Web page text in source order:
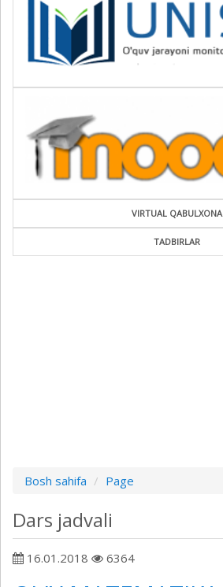
VIRTUAL QABULXONA
TADBIRLAR
Bosh sahifa Page
Dars jadvali
16.01.2018 6364